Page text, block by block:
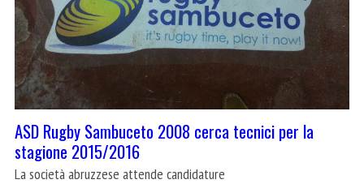
ASD Rugby Sambuceto 2008 cerca tecnici per la
stagione 2015/2016
La società abruzzese attende candidature